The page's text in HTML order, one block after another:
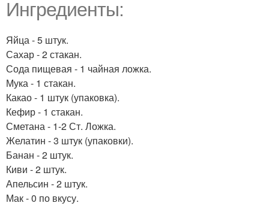
Ингредиенты:
Яйца - 5 штук.
Сахар - 2 стакан.
Сода пищевая - 1 чайная ложка.
Мука - 1 стакан.
Какао - 1 штук (упаковка).
Кефир - 1 стакан.
Сметана - 1-2 Ст. Ложка.
Желатин - 3 штук (упаковки).
Банан - 2 штук.
Киви - 2 штук.
Апельсин - 2 штук.
Мак - 0 по вкусу.